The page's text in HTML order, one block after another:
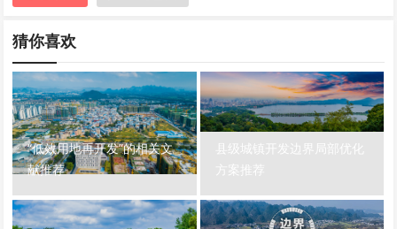
猜你喜欢
“低效用地再开发”的相关文
献推荐
县级城镇开发边界局部优化
方案推荐